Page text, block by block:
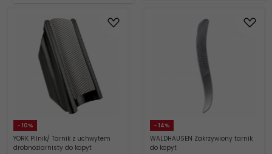
- 10%
YORK Pilnik/ Tarnik z uchwytem
drobnoziarnisty do kopyt
- 14%
WALDHAUSEN Zakrzywiony tarnik
do kopyt